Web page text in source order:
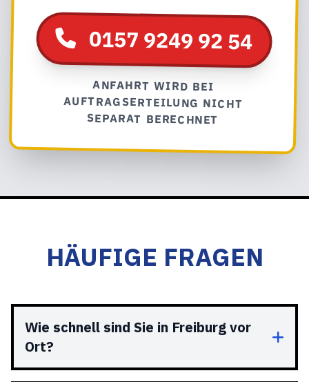
0157 9249 92 54
ANFAHRT WIRD BEI
AUFTRAGSERTEILUNG NICHT
SEPARAT BERECHNET
HÄUFIGE FRAGEN
Wie schnell sind Sie in Freiburg vor
Ort?